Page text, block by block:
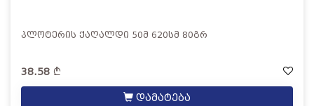
პლოტერის ქაღალდი 50მ 620სმ 80გრ
38.58
დამატება